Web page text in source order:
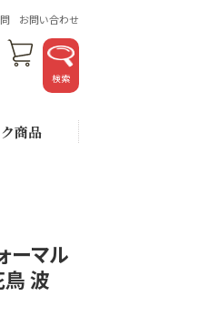
お問い合わせ
検索
商品
ーマル
鳥 波